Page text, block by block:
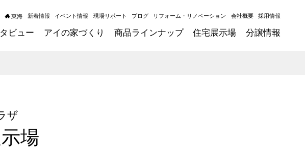
東海 新着情報 イベント情報 現場リポート ブログ リフォーム・リノベーション 会社概要 採用情報
ビュー アイの家づくり 商品ラインナップ 住宅展示場 分譲情報
ザ
場